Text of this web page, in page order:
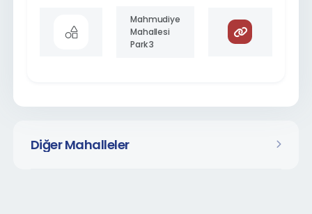
Diğer Mahalleler
Mahmudiye
Mahallesi
Park 3